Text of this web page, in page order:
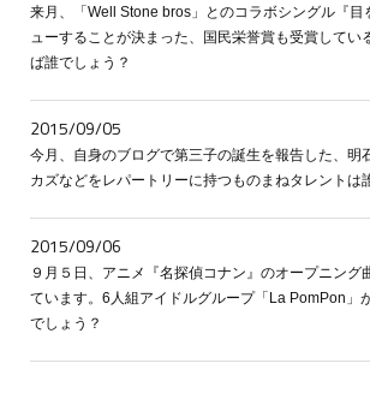
来月、「Well Stone bros」とのコラボシングル『目
ューすることが決まった、国民栄誉賞も受賞してい
ば誰でしょう？
2015/09/05
今月、自身のブログで第三子の誕生を報告した、明
カズなどをレパートリーに持つものまねタレントは
2015/09/06
９月５日、アニメ『名探偵コナン』のオープニング
ています。6人組アイドルグループ「La PomPon」
でしょう？